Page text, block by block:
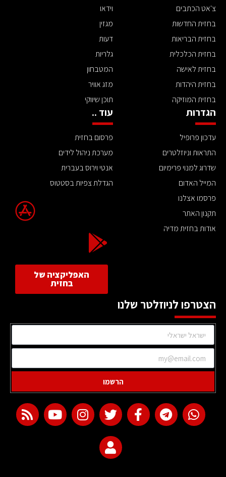
צ'אט הכתבים
בחזית החדשות
בחזית הבריאות
בחזית הכלכלית
בחזית לאישה
בחזית היהדות
בחזית המוזיקה
וידאו
מגזין
דעות
גלריות
המטבחון
מזג אוויר
תוכן שיווקי
הגדרות
עדכון פרופיל
התראות וניוזלטרים
שדרוג למנוי פרימיום
המייל האדום
פרסמו אצלנו
תקנון האתר
אודות בחזית מדיה
עוד ..
פרסום בחזית
מערכת ניהול לידים
אנטי וירוס בעברית
הגדלת צפיות בסטטוס
האפליקציה של
בחזית
הצטרפו לניוזלטר שלנו
הרשמו